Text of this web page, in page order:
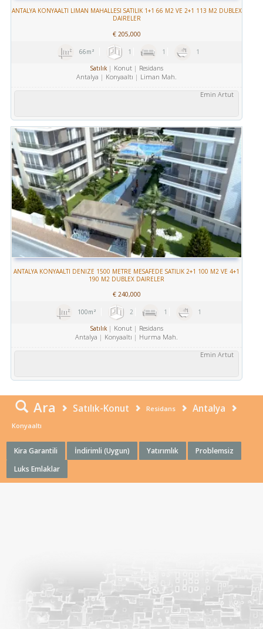
ANTALYA KONYAALTI LIMAN MAHALLESI SATILIK 1+1 66 M2 VE 2+1 113 M2 DUBLEX
DAIRELER
€205,000
66m² 1 1 1
Satılık Konut
Residans
Antalya
Konyaaltı
Liman Mah.
Emin Artut
ANTALYA KONYAALTI DENIZE 1500 METRE MESAFEDE SATILIK 2+1 100 M2 VE 4+1
190 M2 DUBLEX DAIRELER
€240,000
100m² 2 1 1
Satılık Konut
Residans
Antalya
Konyaaltı
Hurma Mah.
Emin Artut
Ara Satılık-Konut Residans Antalya
Konyaaltı
Kira Garantili İndirimli (Uygun) Yatırımlık
Problemsiz
Luks Emlaklar